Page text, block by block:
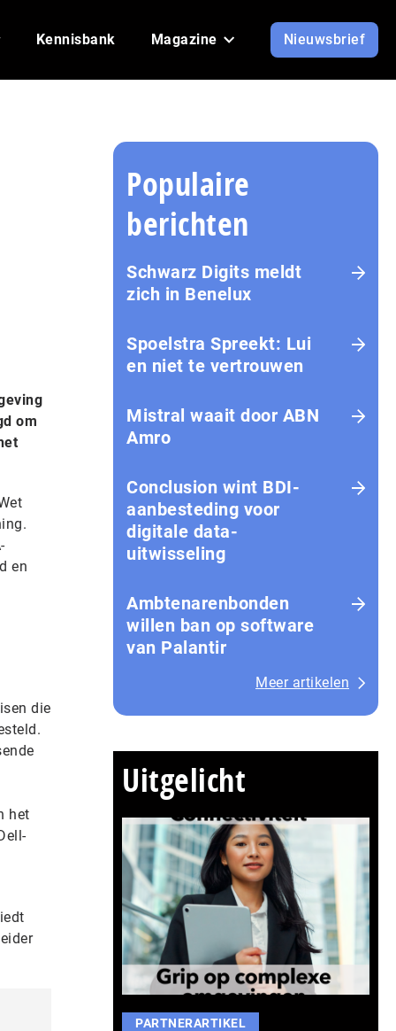
Kennisbank Magazine Nieuwsbrief
om
en
die
het
Populaire
berichten
Schwarz Digits meldt
zich in Benelux
Spoelstra Spreekt: Lui
en niet te vertrouwen
Mistral waait door ABN
Amro
Conclusion wint BDI-
aanbesteding voor
digitale data-
uitwisseling
Ambtenarenbonden
willen ban op software
van Palantir
Meer artikelen
Uitgelicht
PARTNERARTIKEL